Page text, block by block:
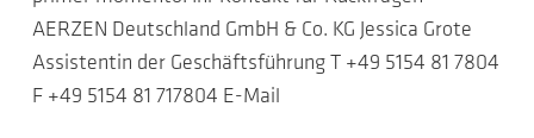
AERZEN Deutschland GmbH & Co. KG Jessica Grote
Assistentin der Geschäftsführung T +49 5154 81 7804
F +49 5154 81 717804 E-Mail